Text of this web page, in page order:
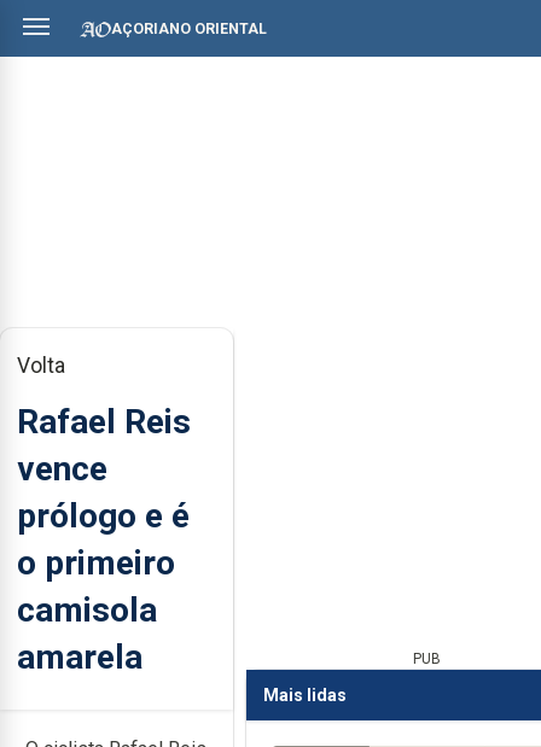
AÇORIANO ORIENTAL
Volta
Rafael Reis
vence
prólogo e é
o primeiro
camisola
amarela
PUB
Mais lidas